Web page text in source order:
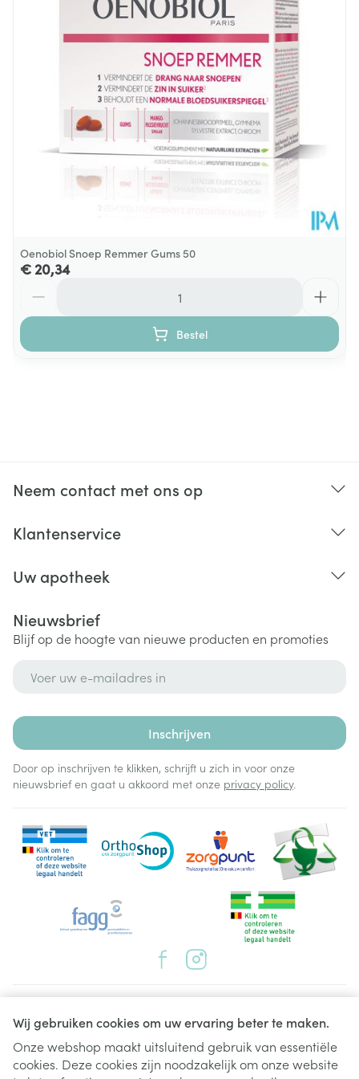
Wij gebruiken cookies om uw ervaring beter te maken.
Onze webshop maakt uitsluitend gebruik van essentiële
cookies. Deze cookies zijn noodzakelijk om onze website
Behoud Kamertemperatuur (15°C - 25°C)
Oenobiol Snoep Remmer Gums 50
€ 20,34
Bestel
Neem contact met ons op
Klantenservice
Uw apotheek
Nieuwsbrief
Blijf op de hoogte van nieuwe producten en promoties
Inschrijven
Door op inschrijven te klikken, schrijft u zich in voor onze
nieuwsbrief en gaat u akkoord met onze privacy policy.
Juridische links